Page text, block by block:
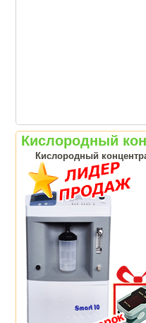
Кислородный
Кислородный